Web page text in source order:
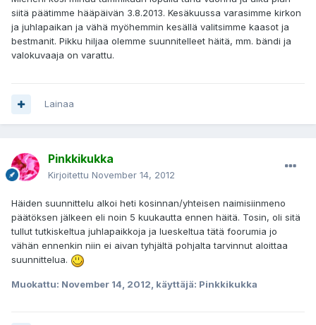
siitä päätimme hääpäivän 3.8.2013. Kesäkuussa varasimme kirkon
ja juhlapaikan ja vähä myöhemmin kesällä valitsimme kaasot ja
bestmanit. Pikku hiljaa olemme suunnitelleet häitä, mm. bändi ja
valokuvaaja on varattu.
Lainaa
Pinkkikukka
Kirjoitettu November 14, 2012
Häiden suunnittelu alkoi heti kosinnan/yhteisen naimisiinmeno
päätöksen jälkeen eli noin 5 kuukautta ennen häitä. Tosin, oli sitä
tullut tutkiskeltua juhlapaikkoja ja lueskeltua tätä foorumia jo
vähän ennenkin niin ei aivan tyhjältä pohjalta tarvinnut aloittaa
suunnittelua.
Muokattu: November 14, 2012 , käyttäjä: Pinkkikukka